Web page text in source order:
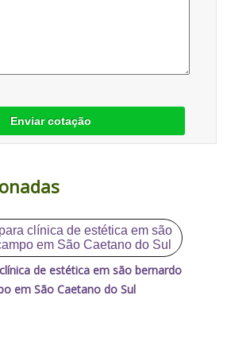
Enviar cotação
de estética em são bernardo
em São Caetano do Sul